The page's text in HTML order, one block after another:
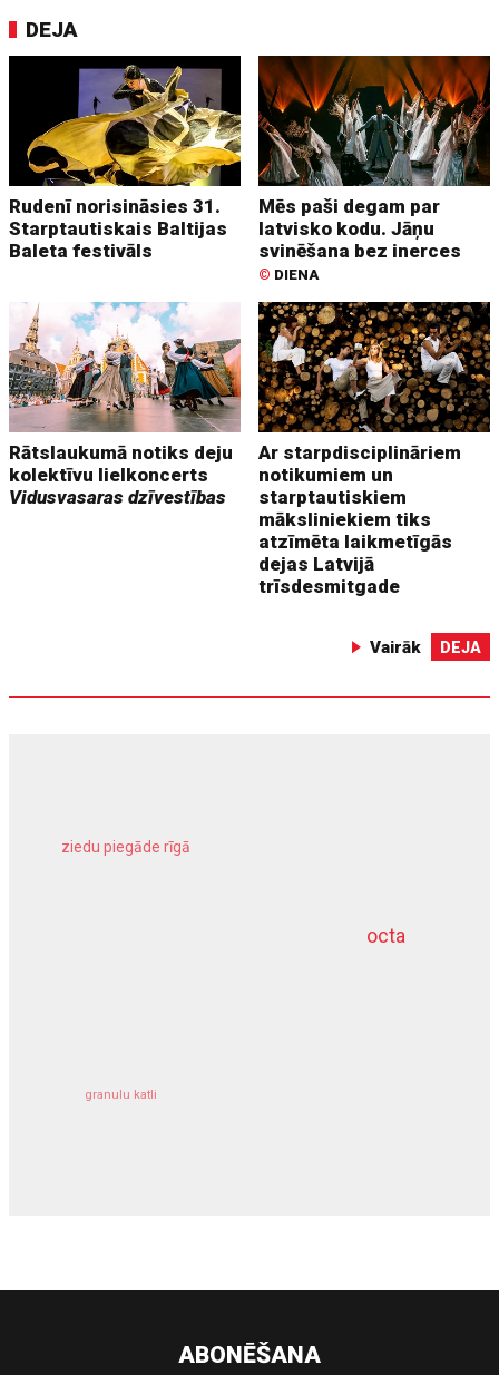
DEJA
Rudenī norisināsies 31.
Starptautiskais Baltijas
Baleta festivāls
Mēs paši degam par
latvisko kodu. Jāņu
svinēšana bez inerces
© DIENA
Rātslaukumā notiks deju
kolektīvu lielkoncerts
Vidusvasaras dzīvestības
Ar starpdisciplināriem
notikumiem un
starptautiskiem
māksliniekiem tiks
atzīmēta laikmetīgās
dejas Latvijā
trīsdesmitgade
Vairāk DEJA
octa
ziedu piegāde rīgā
granulu katli
dziļurbums
ABONĒŠANA